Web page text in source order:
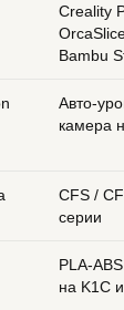
Creality
Bambu
Авто-
камера
CFS /
серии
PLA-
на K1C